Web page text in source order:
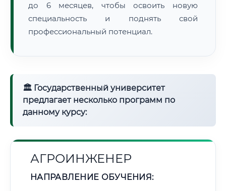
до 6 месяцев, чтобы освоить новую
специальность и поднять свой
профессиональный потенциал.
🏛 Государственный университет
предлагает несколько программ по
данному курсу:
АГРОИНЖЕНЕР
НАПРАВЛЕНИЕ ОБУЧЕНИЯ: